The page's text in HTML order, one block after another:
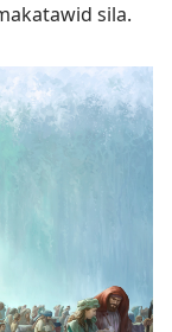
sila.